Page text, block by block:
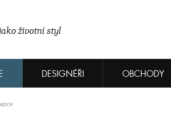
životní styl
DESIGNÉŘI OBCHODY